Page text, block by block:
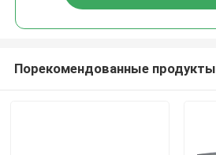
Порекомендованные продукты